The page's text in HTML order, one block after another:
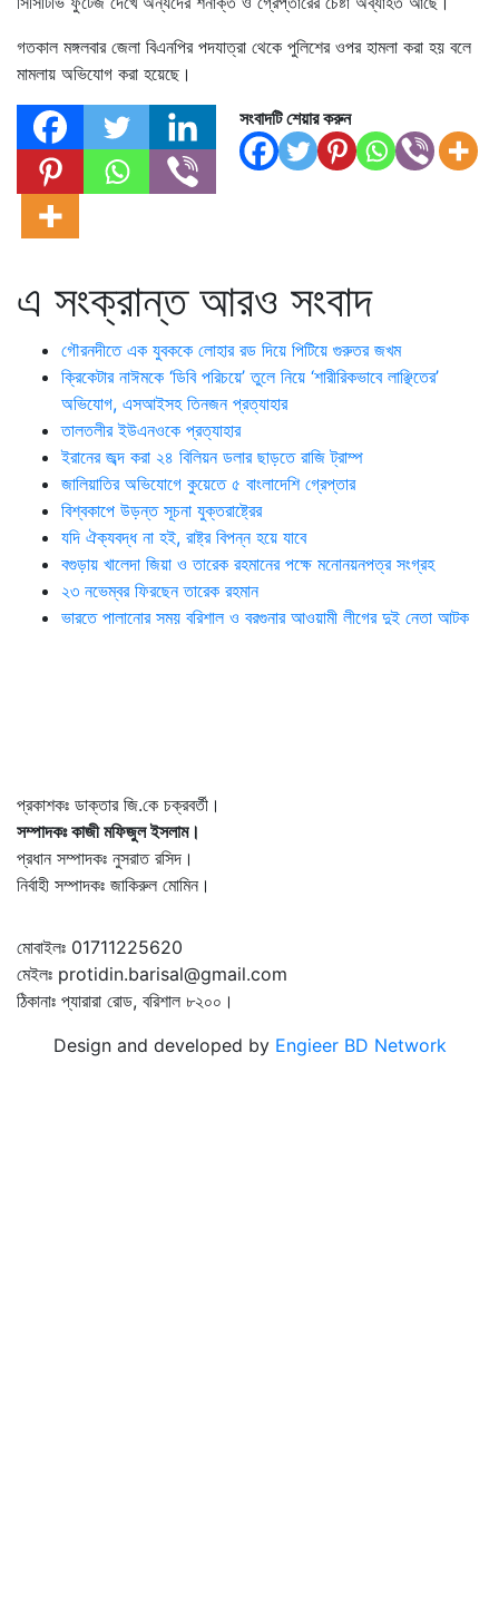
গতকাল মঙ্গলবার জেলা বিএনপির পদযাত্রা থেকে পুলিশের ওপর হামলা করা হয় বলে
মামলায় অভিযোগ করা হয়েছে।
সংবাদটি শেয়ার করুন
এ সংক্রান্ত আরও সংবাদ
গৌরনদীতে এক যুবককে লোহার রড দিয়ে পিটিয়ে গুরুতর জখম
ক্রিকেটার নাঈমকে ‘ডিবি পরিচয়ে’ তুলে নিয়ে ‘শারীরিকভাবে লাঞ্ছিতের’
অভিযোগ, এসআইসহ তিনজন প্রত্যাহার
তালতলীর ইউএনওকে প্রত্যাহার
ইরানের জব্দ করা ২৪ বিলিয়ন ডলার ছাড়তে রাজি ট্রাম্প
জালিয়াতির অভিযোগে কুয়েতে ৫ বাংলাদেশি গ্রেপ্তার
বিশ্বকাপে উড়ন্ত সূচনা যুক্তরাষ্ট্রের
যদি ঐক্যবদ্ধ না হই, রাষ্ট্র বিপন্ন হয়ে যাবে
বগুড়ায় খালেদা জিয়া ও তারেক রহমানের পক্ষে মনোনয়নপত্র সংগ্রহ
২৩ নভেম্বর ফিরছেন তারেক রহমান
ভারতে পালানোর সময় ব‌রিশাল ও বরগুনার আওয়ামী লীগের দুই নেতা আটক
প্রকাশকঃ ডাক্তার জি.কে চক্রবর্তী।
সম্পাদকঃ কাজী মফিজুল ইসলাম।
প্রধান সম্পাদকঃ নুসরাত রসিদ।
নির্বাহী সম্পাদকঃ জাকিরুল মোমিন।
মোবাইলঃ 01711225620
মেইলঃ protidin.barisal@gmail.com
ঠিকানাঃ প্যারারা রোড, বরিশাল ৮২০০।
Design and developed by Engieer BD Network